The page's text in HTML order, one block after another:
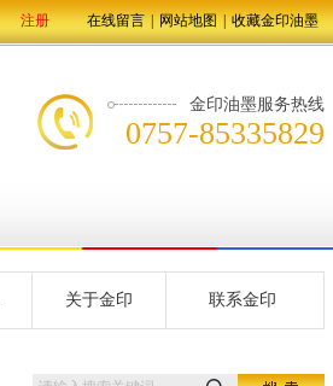
注册 在线留言 网站地图 收藏金印油墨
金印油墨服务热线
0757-85335829
关于金印 联系金印